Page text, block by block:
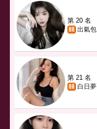
第 20 名
出氣包
第 21 名
白日夢